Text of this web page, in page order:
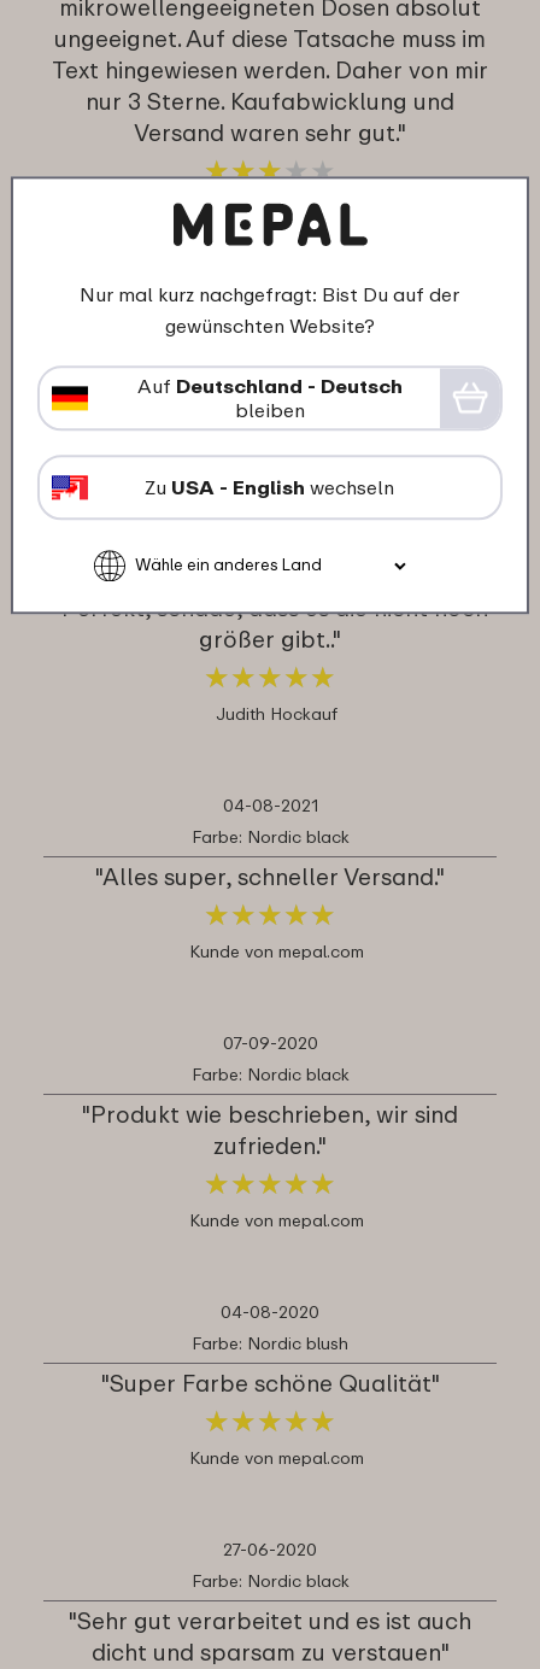
mikrowellengeeigneten Dosen absolut
ungeeignet. Auf diese Tatsache muss im
Text hingewiesen werden. Daher von mir
nur 3 Sterne. Kaufabwicklung und
Versand waren sehr gut."
★★★★★
★★★★★
Kunde von mepal.com
10-10-2023
Farbe: Nordic white
"Alles super, gerne wieder!"
★★★
★★★
Farbe: Nordic black
"Perfekt, schade, dass es die nicht noch
größer gibt.."
★★★★★
★★★★★
Judith Hockauf
04-08-2021
Farbe: Nordic black
"Alles super, schneller Versand."
★★★★★
★★★★★
Kunde von mepal.com
07-09-2020
Farbe: Nordic black
"Produkt wie beschrieben, wir sind
zufrieden."
★★★★★
★★★★★
Kunde von mepal.com
04-08-2020
Farbe: Nordic blush
"Super Farbe schöne Qualität"
★★★★★
★★★★★
Kunde von mepal.com
27-06-2020
Farbe: Nordic black
"Sehr gut verarbeitet und es ist auch
dicht und sparsam zu verstauen"
Nur mal kurz nachgefragt: Bist Du auf der
gewünschten Website?
Auf Deutschland - Deutsch
bleiben
Zu USA - English wechseln